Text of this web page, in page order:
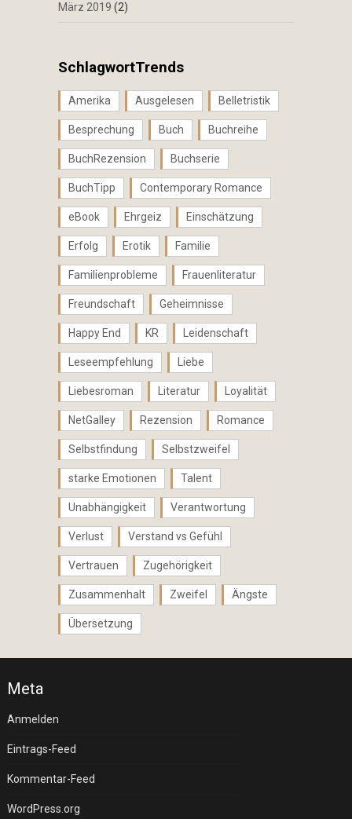
März 2019 (2)
SchlagwortTrends
Amerika Ausgelesen Belletristik
Besprechung Buch Buchreihe
BuchRezension Buchserie
BuchTipp Contemporary Romance
eBook Ehrgeiz Einschätzung
Erfolg Erotik Familie
Familienprobleme Frauenliteratur
Freundschaft Geheimnisse
Happy End KR Leidenschaft
Leseempfehlung Liebe
Liebesroman Literatur Loyalität
NetGalley Rezension Romance
Selbstfindung Selbstzweifel
starke Emotionen Talent
Unabhängigkeit Verantwortung
Verlust Verstand vs Gefühl
Vertrauen Zugehörigkeit
Zusammenhalt Zweifel Ängste
Übersetzung
Meta
Anmelden
Eintrags-Feed
Kommentar-Feed
WordPress.org